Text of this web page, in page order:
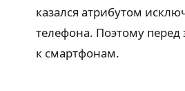
казался атрибутом
телефона. Поэтому перед
к смартфонам.